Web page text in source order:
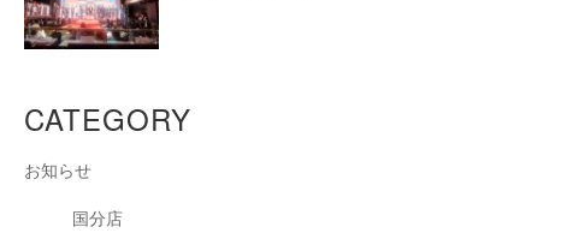
CATEGORY
お知らせ
国分店